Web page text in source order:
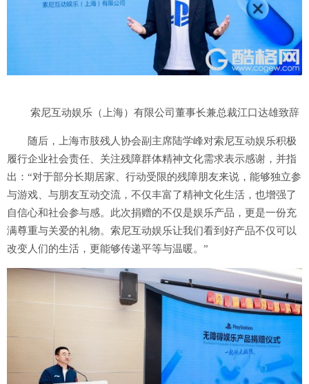
索尼互动娱乐（上海）有限公司董事长兼总裁江口达雄致辞
随后，上海市肢残人协会副主席陆学峰对索尼互动娱乐积极
履行企业社会责任、关注残障群体精神文化需求表示感谢，并指
出：“对于部分长期居家、行动受限的残障朋友来说，能够独立参
与游戏、与朋友互动交流，不仅丰富了精神文化生活，也增强了
自信心和社会参与感。此次捐赠的不仅是娱乐产品，更是一份充
满尊重与关爱的礼物。索尼互动娱乐让我们看到好产品不仅可以
改变人们的生活，更能够传递平等与温暖。”